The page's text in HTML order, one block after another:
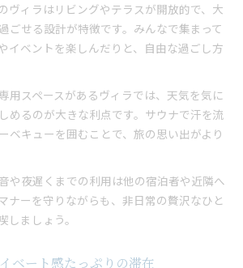
ヴィラはリビングやテラスが開放的で、大
ごせる設計が特徴です。みんなで集まって
イベントを楽しんだりと、自由な過ごし方
用スペースがあるヴィラでは、天気を気に
めるのが大きな利点です。サウナで汗を流
ベキューを囲むことで、旅の思い出がより
や夜遅くまでの利用は他の宿泊者や近隣へ
ナーを守りながらも、非日常の贅沢なひと
しましょう。
ベート感たっぷりの滞在